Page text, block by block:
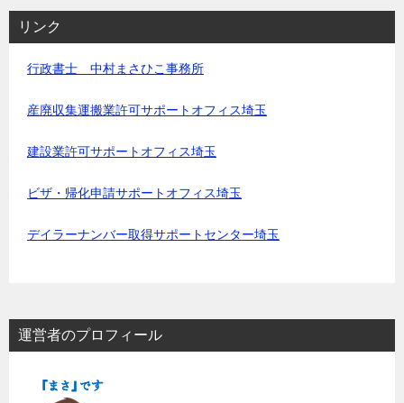
リンク
行政書士 中村まさひこ事務所
産廃収集運搬業許可サポートオフィス埼玉
建設業許可サポートオフィス埼玉
ビザ・帰化申請サポートオフィス埼玉
デイラーナンバー取得サポートセンター埼玉
運営者のプロフィール